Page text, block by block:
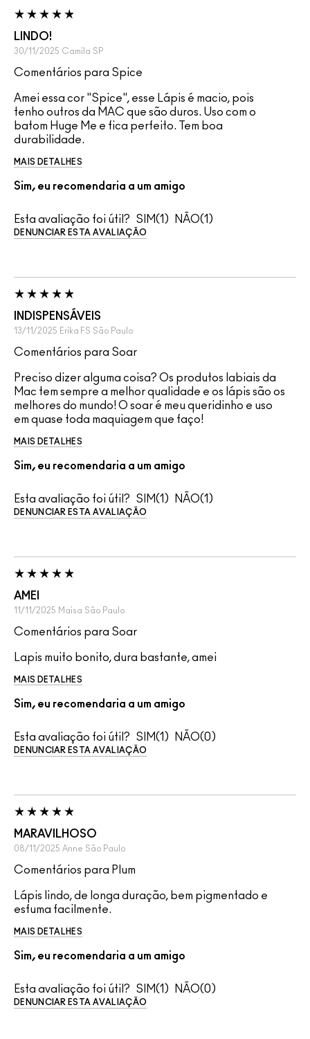
LINDO!
30/11/2025 Camila SP
Comentários para Spice
Amei essa cor "Spice", esse Lápis é macio, pois
tenho outros da MAC que são duros. Uso com o
batom Huge Me e fica perfeito. Tem boa
durabilidade.
MAIS DETALHES
Sim, eu recomendaria a um amigo
Esta avaliação foi útil? 1 1
DENUNCIAR ESTA AVALIAÇÃO
INDISPENSÁVEIS
13/11/2025 Erika FS São Paulo
Comentários para Soar
Preciso dizer alguma coisa? Os produtos labiais da
Mac tem sempre a melhor qualidade e os lápis são os
melhores do mundo! O soar é meu queridinho e uso
em quase toda maquiagem que faço!
MAIS DETALHES
Sim, eu recomendaria a um amigo
Esta avaliação foi útil? 1 1
DENUNCIAR ESTA AVALIAÇÃO
AMEI
11/11/2025 Maisa São Paulo
Comentários para Soar
Lapis muito bonito, dura bastante, amei
MAIS DETALHES
Sim, eu recomendaria a um amigo
Esta avaliação foi útil? 1 0
DENUNCIAR ESTA AVALIAÇÃO
MARAVILHOSO
08/11/2025 Anne São Paulo
Comentários para Plum
Lápis lindo, de longa duração, bem pigmentado e
esfuma facilmente.
MAIS DETALHES
Sim, eu recomendaria a um amigo
Esta avaliação foi útil? 1 0
DENUNCIAR ESTA AVALIAÇÃO